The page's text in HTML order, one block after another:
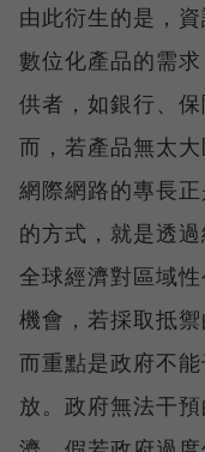
由此衍生的是，
數位化產品的需
供者，如銀行、
而，若產品無太
網際網路的專長
的方式，就是透過
全球經濟對區域
機會，若採取抵
而重點是政府不
放。政府無法干